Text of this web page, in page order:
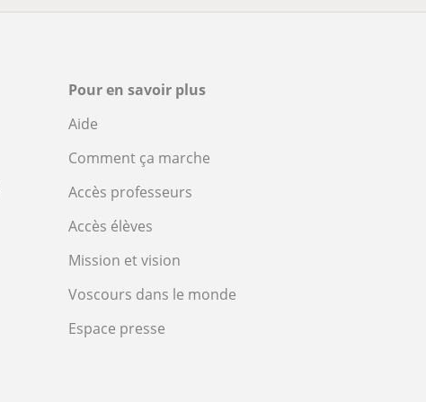
Pour en savoir plus
Aide
Comment ça marche
Accès professeurs
Accès élèves
Mission et vision
Voscours dans le monde
Espace presse